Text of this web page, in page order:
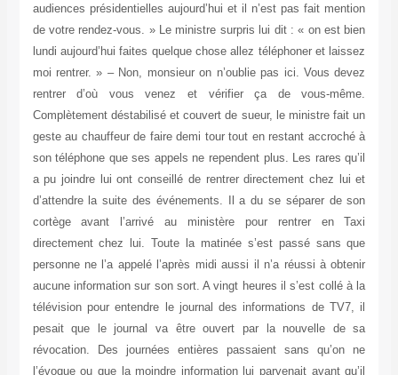
audiences présidentielles aujourd’hui et il n’est pas fait mention
de votre rendez-vous. » Le ministre surpris lui dit : « on est bien
lundi aujourd’hui faites quelque chose allez téléphoner et laissez
moi rentrer. » – Non, monsieur on n’oublie pas ici. Vous devez
rentrer d’où vous venez et vérifier ça de vous-même.
Complètement déstabilisé et couvert de sueur, le ministre fait un
geste au chauffeur de faire demi tour tout en restant accroché à
son téléphone que ses appels ne rependent plus. Les rares qu’il
a pu joindre lui ont conseillé de rentrer directement chez lui et
d’attendre la suite des événements. Il a du se séparer de son
cortège avant l’arrivé au ministère pour rentrer en Taxi
directement chez lui.Toute la matinée s’est passé sans que
personne ne l’a appelé l’après midi aussi il n’a réussi à obtenir
aucune information sur son sort. A vingt heures il s’est collé à la
télévision pour entendre le journal des informations de TV7, il
pesait que le journal va être ouvert par la nouvelle de sa
révocation. Des journées entières passaient sans qu’on ne
l’évoque ou que la moindre information lui parvenait avant qu’il